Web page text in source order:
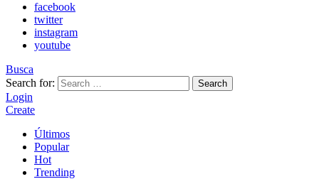
facebook
twitter
instagram
youtube
Busca
Search for:
Search
Login
Create
Últimos
Popular
Hot
Trending